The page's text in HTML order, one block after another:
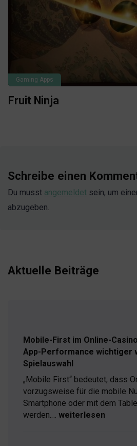
Gaming Apps
Fruit Ninja
Schreibe einen
Du musst angemeldet sein, um
abzugeben.
Aktuelle Beiträge
Mobile-First im Online-
App-Performance wichtiger
Spielauswahl
„Mobile First“ bedeutet, dass
vorzugsweise für die mobile
Smartphone oder mit dem
werden.… weiterlesen